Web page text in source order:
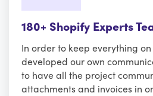
180+ Shopify Experts
In order to keep everything
developed our own
to have all the project
attachments and invoices in